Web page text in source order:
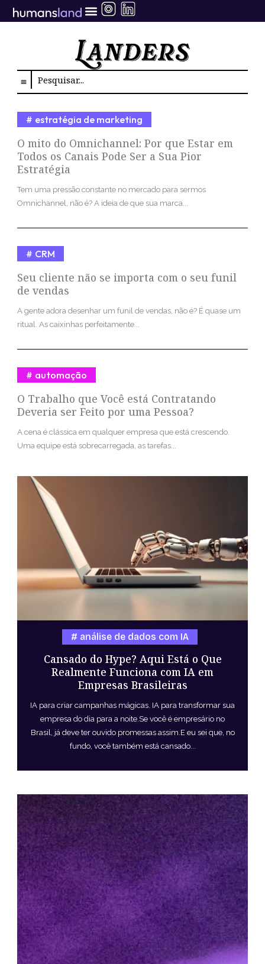
para
Search
O mito do Omnichannel: Por que Estar em
Todos os Canais Pode Ser a Sua Pior
Estratégia
estratégia de marketing
Tem uma pressão constante no mercado para sermos
Omnichannel, não é? A ideia de que sua marca...
Seu cliente não se importa com o seu funil
de vendas
CRM
A gente adora desenhar um funil de vendas, não é? É quase um
ritual. As caixinhas perfeitamente...
O Trabalho que Você está Contratando
Deveria ser Feito por uma Pessoa?
automação
A cena é clássica em qualquer empresa que está crescendo.
Uma equipe está sobrecarregada, as tarefas...
Cansado do Hype? Aqui Está o Que
Realmente Funciona com IA em
Empresas Brasileiras
análise de dados com IA
IA para criar campanhas mágicas. IA para transformar sua
empresa do dia para a noite.Se você é empresário no
Brasil, já deve ter ouvido promessas assim.E eu sei que, no
fundo, você também está cansado...